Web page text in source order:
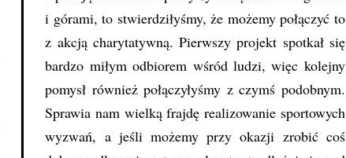
i górami, to stwierdziłyśmy, że możemy połączyć to
z akcją charytatywną. Pierwszy projekt spotkał się
bardzo miłym odbiorem wśród ludzi, więc kolejny
pomysł również połączyłyśmy z czymś podobnym.
Sprawia nam wielką frajdę realizowanie sportowych
wyzwań, a jeśli możemy przy okazji zrobić coś